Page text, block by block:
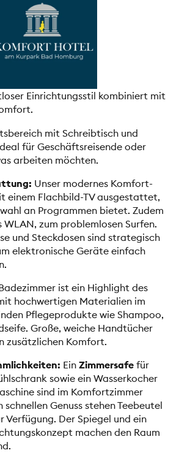
Einrichtungsstil kombiniert mit
mit Schreibtisch und
für Geschäftsreisende oder
arbeiten möchten.
Unser modernes Komfort-
einem Flachbild-TV ausgestattet,
an Programmen bietet. Zudem
zum problemlosen Surfen.
und Steckdosen sind strategisch
elektronische Geräte einfach
ist ein Highlight des
hochwertigen Materialien im
Pflegeprodukte wie Shampoo,
Große, weiche Handtücher
zusätzlichen Komfort.
Ein Zimmersafe für
sowie ein Wasserkocher
sind im Komfortzimmer
schnellen Genuss stehen Teebeutel
Verfügung. Der Spiegel und ein
machen den Raum